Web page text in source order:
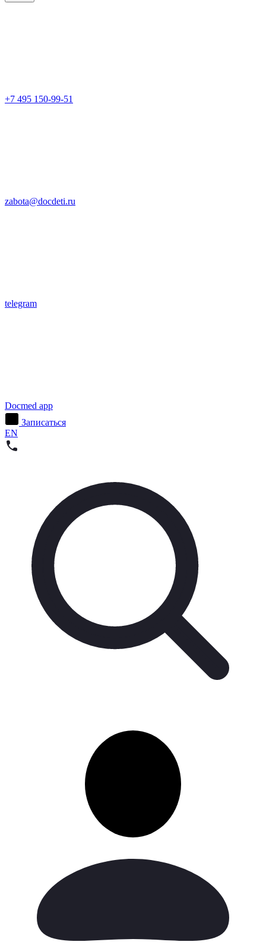
+7 495 150-99-51
zabota@docdeti.ru
telegram
Docmed app
Записаться
EN